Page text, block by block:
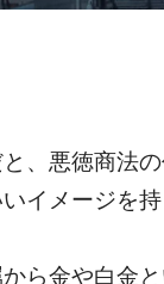
、悪徳商法
イメージを持
ら金や白金